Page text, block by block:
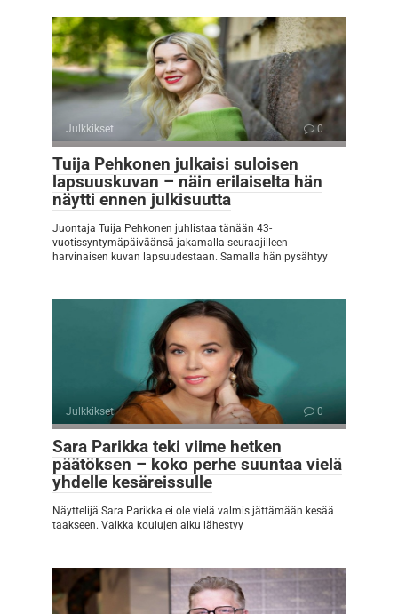
Julkkikset 0
Tuija Pehkonen julkaisi suloisen
lapsuuskuvan – näin erilaiselta hän
näytti ennen julkisuutta
Juontaja Tuija Pehkonen juhlistaa tänään 43-
vuotissyntymäpäiväänsä jakamalla seuraajilleen
harvinaisen kuvan lapsuudestaan. Samalla hän pysähtyy
Julkkikset 0
Sara Parikka teki viime hetken
päätöksen – koko perhe suuntaa vielä
yhdelle kesäreissulle
Näyttelijä Sara Parikka ei ole vielä valmis jättämään kesää
taakseen. Vaikka koulujen alku lähestyy